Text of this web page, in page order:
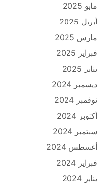
مايو 2025
أبريل 2025
مارس 2025
فبراير 2025
يناير 2025
ديسمبر 2024
نوفمبر 2024
أكتوبر 2024
سبتمبر 2024
أغسطس 2024
فبراير 2024
يناير 2024